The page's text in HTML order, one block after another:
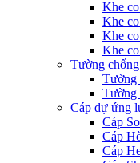
Khe
Khe
Khe
Khe
Tường
Tường
Tường
Cáp dự ứng
Cáp
Cáp
Cáp